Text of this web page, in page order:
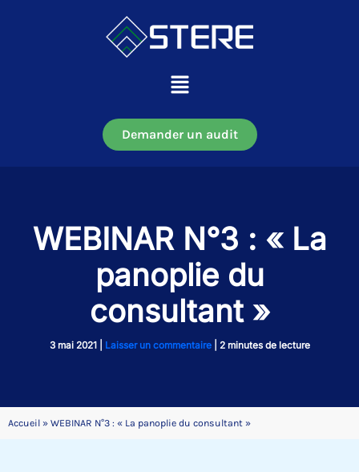
Main
Menu
Demander un audit
WEBINAR N°3 : « La
panoplie du
consultant »
3 mai 2021 Laisser un commentaire 2 minutes de lecture
Accueil » WEBINAR N°3 : « La panoplie du consultant »